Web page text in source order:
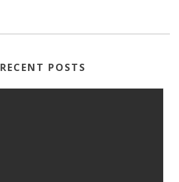
RECENT POSTS